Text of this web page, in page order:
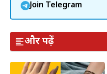
Join Telegram
और पढ़ें